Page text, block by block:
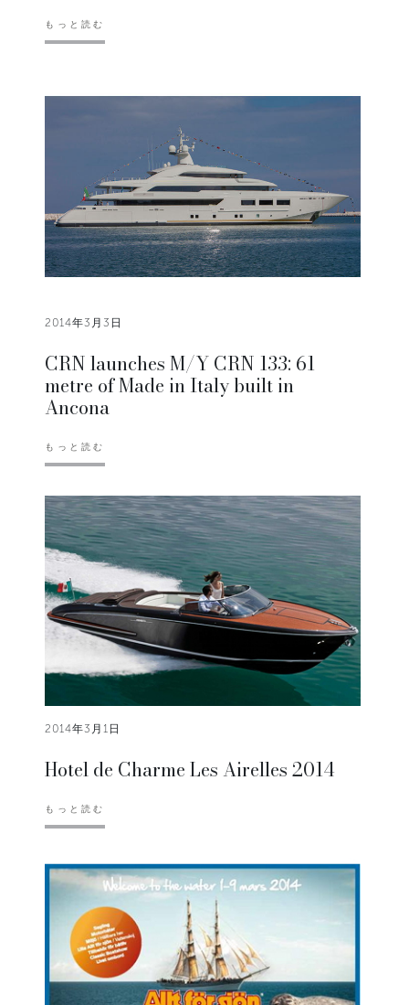
もっと読む
2014年3月3日
CRN launches M/Y CRN 133: 61
metre of Made in Italy built in
Ancona
もっと読む
2014年3月1日
Hotel de Charme Les Airelles 2014
もっと読む